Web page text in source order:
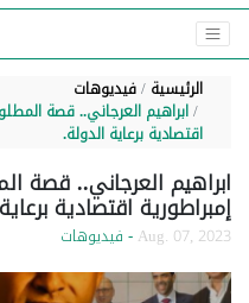
الرئيسية فيديوهات
ابراهيم العرجاني.. قصة
اقتصادية برعاية الدولة.
ابراهيم العرجاني.. قصة
إمبراطورية اقتصادية
Aug. 07, 2023 - فيديوهات